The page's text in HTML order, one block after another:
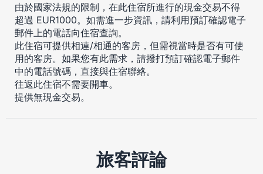
由於國家法規的限制，在此住宿所進行的現金交易不得
超過 EUR1000。如需進一步資訊，請利用預訂確認電子
郵件上的電話向住宿查詢。
此住宿可提供相連/相通的客房，但需視當時是否有可使
用的客房。如果您有此需求，請撥打預訂確認電子郵件
中的電話號碼，直接與住宿聯絡。
往返此住宿不需要開車。
提供無現金交易。
旅客評論